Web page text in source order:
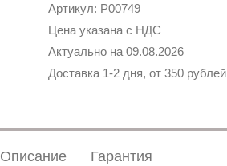
Артикул: P00749
Цена указана с НДС
Актуально на 09.08.2026
Доставка 1-2 дня, от 350 рублей
Описание Гарантия